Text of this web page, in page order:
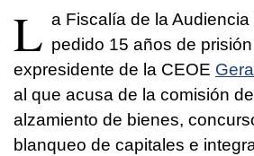
L a Fiscalía de la
pedido 15 años de prisión
expresidente de la CEOE
al que acusa de la comisión
alzamiento de bienes,
blanqueo de capitales e